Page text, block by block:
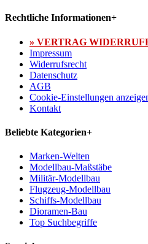
Rechtliche Informationen+
» VERTRAG
Impressum
Widerrufsrecht
Datenschutz
AGB
Cookie-Einstellungen
Kontakt
Beliebte Kategorien+
Marken-Welten
Modellbau-Maßstäbe
Militär-Modellbau
Flugzeug-Modellbau
Schiffs-Modellbau
Dioramen-Bau
Top Suchbegriffe